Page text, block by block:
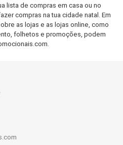
lista de compras em casa ou no
compras na tua cidade natal. Em
as lojas e as lojas online, como
folhetos e promoções, podem